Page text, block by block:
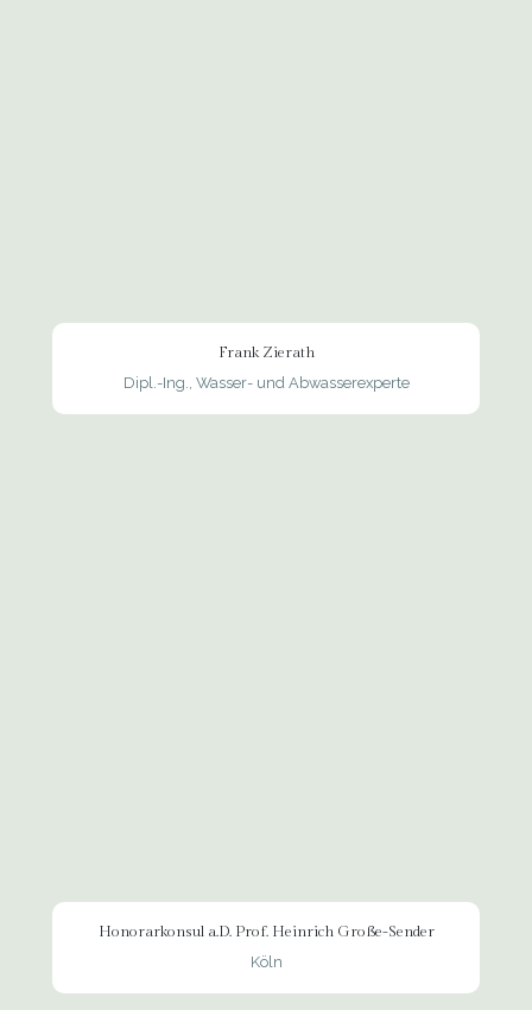
Frank Zierath
Dipl.-Ing., Wasser- und Abwasserexperte
Honorarkonsul a.D. Prof. Heinrich Große-Sender
Köln